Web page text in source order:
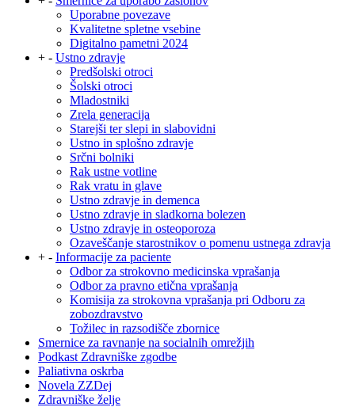
Uporabne povezave
Kvalitetne spletne vsebine
Digitalno pametni 2024
+ - Ustno zdravje
Predšolski otroci
Šolski otroci
Mladostniki
Zrela generacija
Starejši ter slepi in slabovidni
Ustno in splošno zdravje
Srčni bolniki
Rak ustne votline
Rak vratu in glave
Ustno zdravje in demenca
Ustno zdravje in sladkorna bolezen
Ustno zdravje in osteoporoza
Ozaveščanje starostnikov o pomenu ustnega zdravja
+ - Informacije za paciente
Odbor za strokovno medicinska vprašanja
Odbor za pravno etična vprašanja
Komisija za strokovna vprašanja pri Odboru za
zobozdravstvo
Tožilec in razsodišče zbornice
Smernice za ravnanje na socialnih omrežjih
Podkast Zdravniške zgodbe
Paliativna oskrba
Novela ZZDej
Zdravniške želje